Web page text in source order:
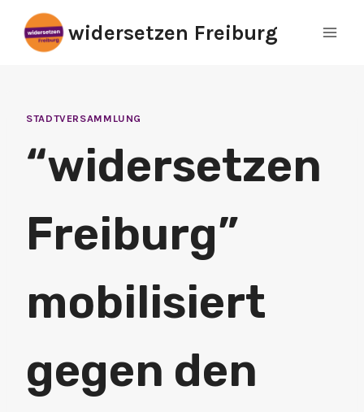
Inhalt
springen
widersetzen Freiburg
STADTVERSAMMLUNG
“widersetzen
Freiburg”
mobilisiert
gegen den